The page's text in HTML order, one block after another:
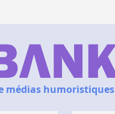
médias humoristiques